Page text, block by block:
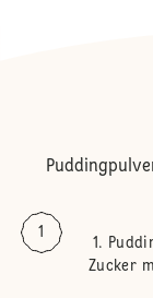
Zucker